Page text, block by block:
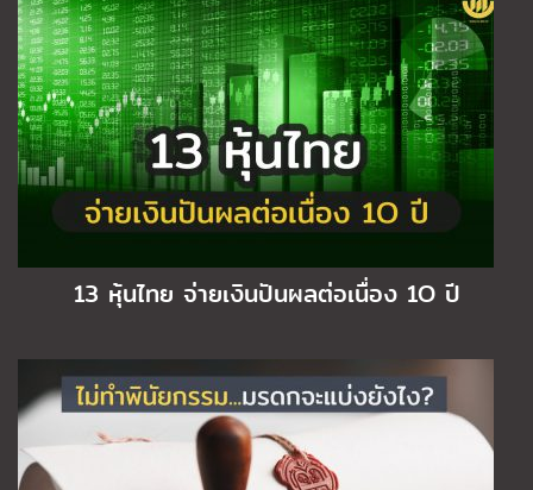
13 หุ้นไทย จ่ายเงินปันผลต่อเนื่อง 1O ปี